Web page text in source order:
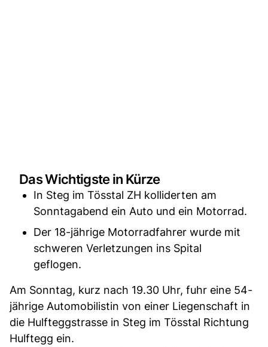
Das Wichtigste in Kürze
In Steg im Tösstal ZH kolliderten am
Sonntagabend ein Auto und ein Motorrad.
Der 18-jährige Motorradfahrer wurde mit
schweren Verletzungen ins Spital
geflogen.
Am Sonntag, kurz nach 19.30 Uhr, fuhr eine 54-
jährige Automobilistin von einer Liegenschaft in
die Hulfteggstrasse in Steg im Tösstal Richtung
Hulftegg ein.